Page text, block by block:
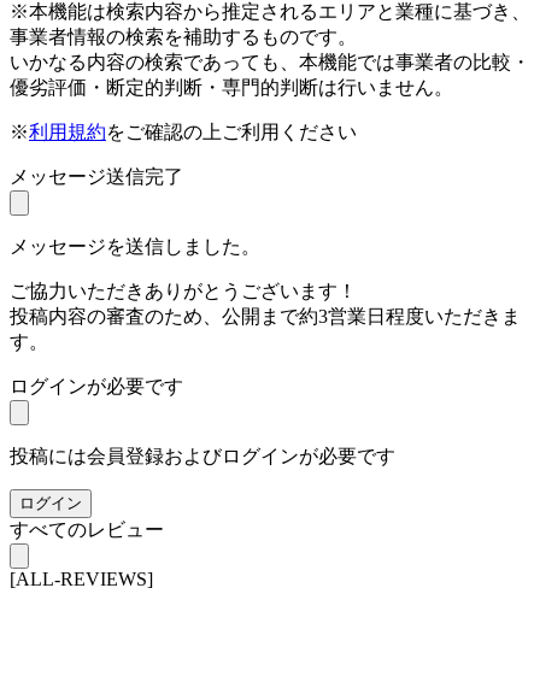
※本機能は検索内容から推定されるエリアと業種に基づき、
事業者情報の検索を補助するものです。
いかなる内容の検索であっても、本機能では事業者の比較・
優劣評価・断定的判断・専門的判断は行いません。
※利用規約をご確認の上ご利用ください
メッセージ送信完了
メッセージを送信しました。
ご協力いただきありがとうございます！
投稿内容の審査のため、公開まで約3営業日程度いただきま
す。
ログインが必要です
投稿には会員登録およびログインが必要です
ログイン
すべてのレビュー
[ALL-REVIEWS]